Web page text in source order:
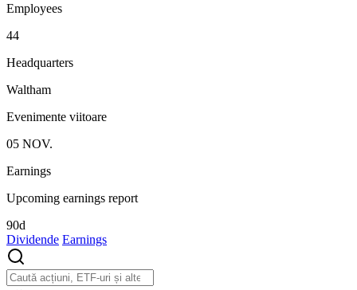
Employees
44
Headquarters
Waltham
Evenimente viitoare
05 NOV.
Earnings
Upcoming earnings report
90d
Dividende Earnings